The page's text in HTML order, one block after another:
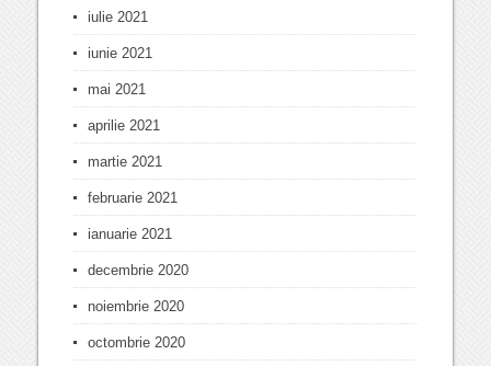
iulie 2021
iunie 2021
mai 2021
aprilie 2021
martie 2021
februarie 2021
ianuarie 2021
decembrie 2020
noiembrie 2020
octombrie 2020